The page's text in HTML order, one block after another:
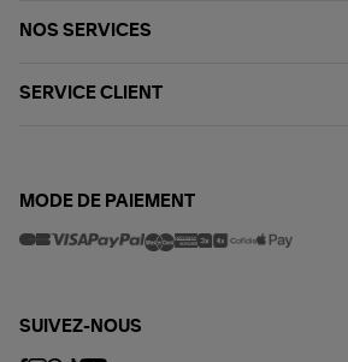
NOS SERVICES
SERVICE CLIENT
MODE DE PAIEMENT
SUIVEZ-NOUS